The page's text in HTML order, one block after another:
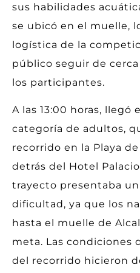
sus habilidades
se ubicó en el muelle,
logística de la
público seguir de
los participantes.
A las 13:00 horas, llegó
categoría de adultos,
recorrido en la Playa
detrás del Hotel
trayecto presentaba
dificultad, ya que los
hasta el muelle de
meta. Las condiciones
del recorrido hicieron